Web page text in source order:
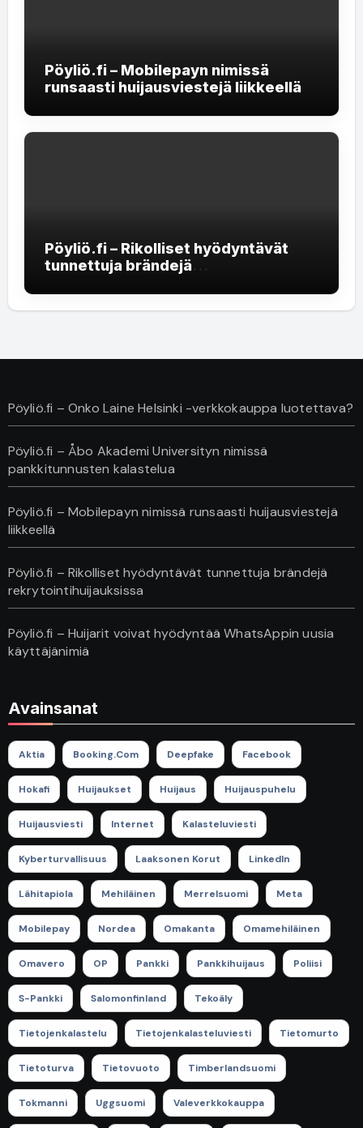
Pöyliö.fi – Mobilepayn nimissä
runsaasti huijausviestejä liikkeellä
Pöyliö.fi – Rikolliset hyödyntävät
tunnettuja brändejä
Pöyliö.fi – Onko Laine Helsinki -verkkokauppa luotettava?
Pöyliö.fi – Åbo Akademi Universityn nimissä
pankkitunnusten kalastelua
Pöyliö.fi – Mobilepayn nimissä runsaasti huijausviestejä
liikkeellä
Pöyliö.fi – Rikolliset hyödyntävät tunnettuja brändejä
rekrytointihuijauksissa
Pöyliö.fi – Huijarit voivat hyödyntää WhatsAppin uusia
käyttäjänimiä
Avainsanat
Aktia Booking.com Deepfake Facebook
Hokafi Huijaukset Huijaus Huijauspuhelu
Huijausviesti Internet Kalasteluviesti
Kyberturvallisuus Laaksonen Korut LinkedIn
Lähitapiola Mehiläinen Merrelsuomi Meta
Mobilepay Nordea Omakanta Omamehiläinen
Omavero OP Pankki Pankkihuijaus Poliisi
S-Pankki Salomonfinland Tekoäly
Tietojenkalastelu Tietojenkalasteluviesti Tietomurto
Tietoturva Tietovuoto Timberlandsuomi
Tokmanni Uggsuomi Valeverkkokauppa